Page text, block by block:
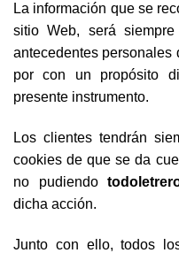
La información que se
sitio Web, será
antecedentes personales
por con un propósito
presente instrumento.
Los clientes tendrán
cookies de que se da
no pudiendo
dicha acción.
Junto con ello, todos